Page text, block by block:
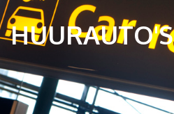
HUURAUTO'S